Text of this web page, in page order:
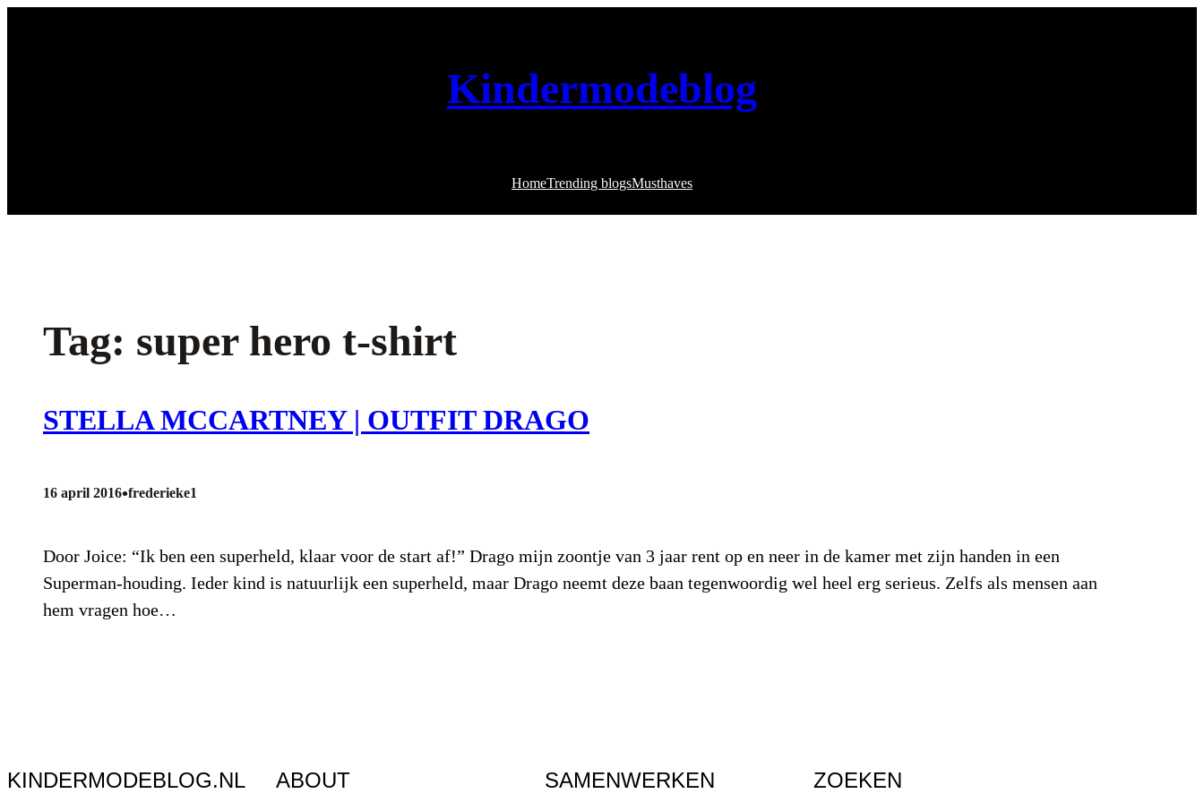
Kindermodeblog
HomeTrending blogsMusthaves
Tag: super hero t-shirt
STELLA MCCARTNEY | OUTFIT DRAGO
16 april 2016•frederieke1
Door Joice: “Ik ben een superheld, klaar voor de start af!” Drago mijn zoontje van 3 jaar rent op en neer in de kamer met zijn handen in een
Superman-houding. Ieder kind is natuurlijk een superheld, maar Drago neemt deze baan tegenwoordig wel heel erg serieus. Zelfs als mensen aan
hem vragen hoe…
KINDERMODEBLOG.NL ABOUT SAMENWERKEN ZOEKEN